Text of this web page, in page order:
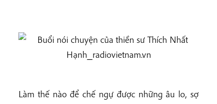
Làm thế nào để chế ngự được những âu lo, sợ